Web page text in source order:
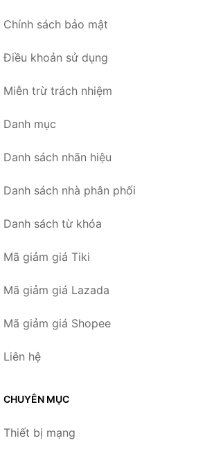
Chính sách bảo mật
Điều khoản sử dụng
Miễn trừ trách nhiệm
Danh mục
Danh sách nhãn hiệu
Danh sách nhà phân phối
Danh sách từ khóa
Mã giảm giá Tiki
Mã giảm giá Lazada
Mã giảm giá Shopee
Liên hệ
CHUYÊN MỤC
Thiết bị mạng